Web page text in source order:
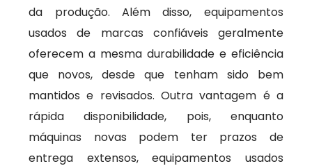
da produção. Além disso, equipamentos
usados de marcas confiáveis geralmente
oferecem a mesma durabilidade e eficiência
que novos, desde que tenham sido bem
mantidos e revisados. Outra vantagem é a
rápida disponibilidade, pois, enquanto
máquinas novas podem ter prazos de
entrega extensos, equipamentos usados